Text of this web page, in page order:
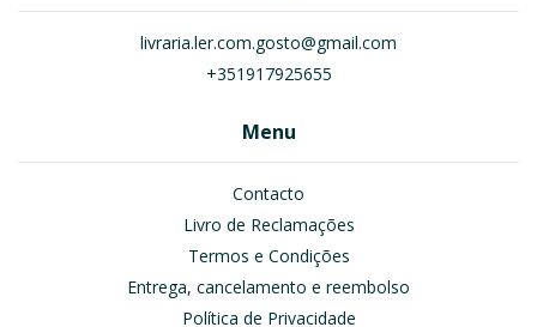
livraria.ler.com.gosto@gmail.com
+351917925655
Menu
Contacto
Livro de Reclamações
Termos e Condições
Entrega, cancelamento e reembolso
Política de Privacidade